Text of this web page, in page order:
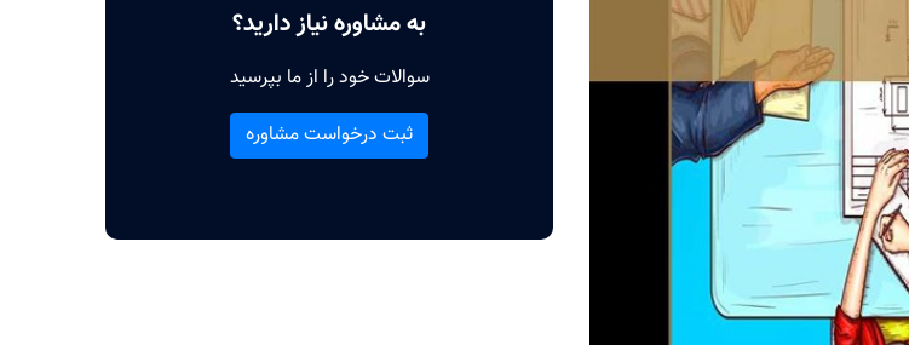
به مشاوره نیاز دارید؟
سوالات خود را از ما بپرسید
ثبت درخواست مشاوره